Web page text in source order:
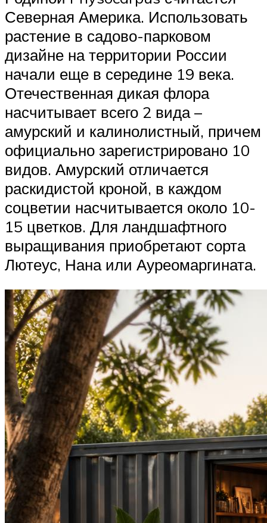
Северная Америка. Использовать
растение в садово-парковом
дизайне на территории России
начали еще в середине 19 века.
Отечественная дикая флора
насчитывает всего 2 вида –
амурский и калинолистный, причем
официально зарегистрировано 10
видов. Амурский отличается
раскидистой кроной, в каждом
соцветии насчитывается около 10-
15 цветков. Для ландшафтного
выращивания приобретают сорта
Лютеус, Нана или Ауреомаргината.